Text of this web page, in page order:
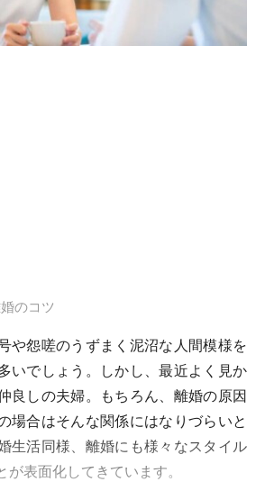
のコツ
や怨嗟のうずまく泥沼な人間模様を
いでしょう。しかし、最近よく見か
良しの夫婦。もちろん、離婚の原因
場合はそんな関係にはなりづらいと
生活同様、離婚にも様々なスタイル
が表面化してきています。